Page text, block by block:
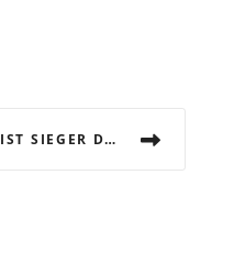
PAUL VORTKAMP AUS AHAUS IST SIEGER DER FLIESENLEGER IN NRW